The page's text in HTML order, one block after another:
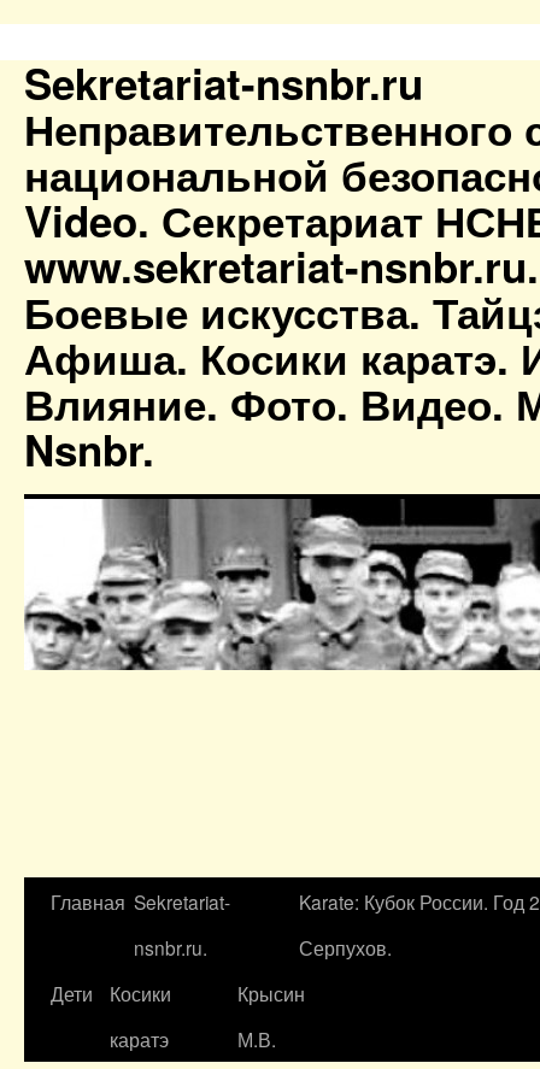
Sekretariat-nsnbr.ru
Неправительственного
национальной
Video. Секретариат
www.sekretariat-
Боевые искусства.
Афиша. Косики каратэ.
Влияние. Фото. Видео.
Nsnbr.
Главная Sekretariat-
nsnbr.ru.
Karate: Кубок России. Год
Серпухов.
Дети
Косики
каратэ
Крысин
М.В.